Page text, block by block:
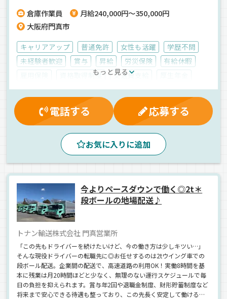
倉庫作業員
月給240,000円～350,000円
大阪府門真市
キャリアアップ 普通免許 女性も活躍
学歴不問
未経験者歓迎
賞与 昇給 労災保険
有給休暇
資格取得制度 交通費支給
健康保険
制服・作業着貸与 大型連休
家族手当
マイカー通勤可 朝
庫内作業員募集
産業廃棄物 正社員
もっと見る
電話する 応募する
お気に入りに追加
今よりペースダウンで働く◎2t＊
段ボールの地場配送♪
トナン輸送株式会社 門真営業所
「この先もドライバーを続けたいけど、今の働き方は少しキツい…」
そんな現役ドライバーの転職先に◎お任せするのは2tウイング車での
段ボール配送。企業間の配送で、高速道路の利用OK！実働8時間を基
本に残業は月20時間ほどと少なく、無理のない運行スケジュールで毎
日の負担を抑えられます。賞与年2回や退職金制度、財形貯蓄制度など
将来まで安心できる待遇も整っており、この先長く安定して働ける環